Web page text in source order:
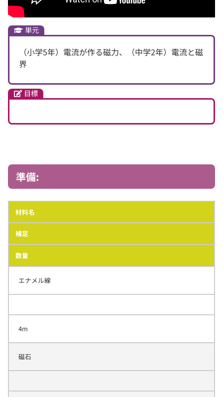
単元
（小学5年）電流が作る磁力、（中学2年）電流と磁
界
目標
準備:
材料名
補足
数量
エナメル線
4m
磁石